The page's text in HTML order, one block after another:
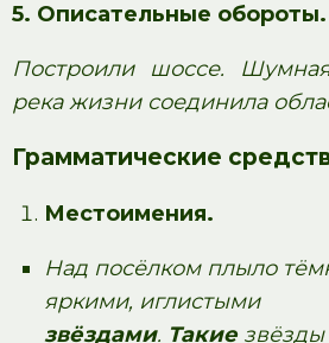
5. Описательные обороты.
Построили шоссе.
река жизни соединила
Грамматические
Местоимения.
Над посёлком плыло
яркими, иглистыми
звёздами. Такие